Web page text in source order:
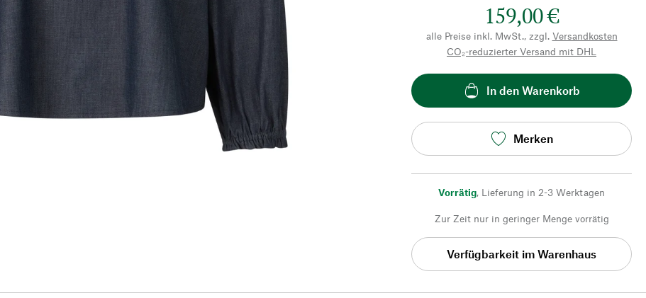
159,00 €
alle Preise inkl. MwSt., zzgl. Versandkosten
CO₂-reduzierter Versand mit DHL
In den Warenkorb
Merken
Vorrätig, Lieferung in 2-3 Werktagen
Zur Zeit nur in geringer Menge vorrätig
Verfügbarkeit im Warenhaus